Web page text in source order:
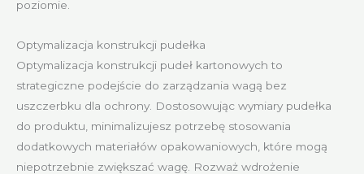
poziomie.
Optymalizacja konstrukcji pudełka
Optymalizacja konstrukcji pudeł kartonowych to
strategiczne podejście do zarządzania wagą bez
uszczerbku dla ochrony. Dostosowując wymiary pudełka
do produktu, minimalizujesz potrzebę stosowania
dodatkowych materiałów opakowaniowych, które mogą
niepotrzebnie zwiększać wagę. Rozważ wdrożenie